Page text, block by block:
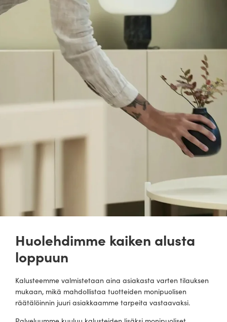
Huolehdimme kaiken alusta
loppuun
Kalusteemme valmistetaan aina asiakasta varten tilauksen
mukaan, mikä mahdollistaa tuotteiden monipuolisen
räätälöinnin juuri asiakkaamme tarpeita vastaavaksi.